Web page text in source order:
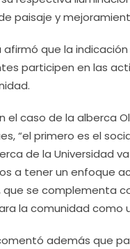
paisaje y
afirmó que la
participen en las
el caso de la alberca
“el primero es el
de la Universidad
a tener un enfoque
que se complementa
la comunidad como
además que